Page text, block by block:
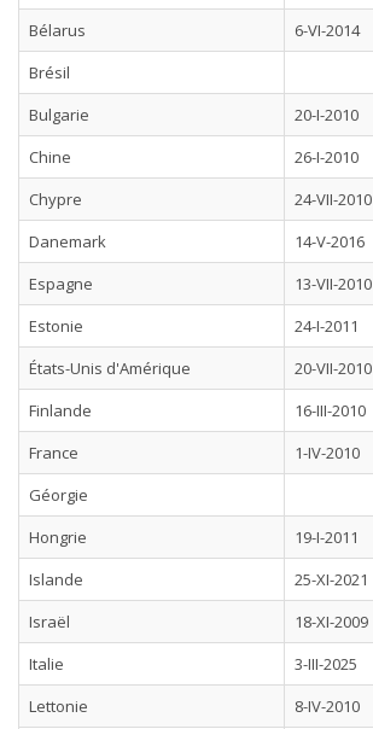
Bélarus
6-VI-2014
Brésil
Bulgarie
20-I-2010
Chine
26-I-2010
Chypre
24-VII-2010
Danemark
14-V-2016
Espagne
13-VII-2010
Estonie
24-I-2011
États-Unis d'Amérique
20-VII-2010
Finlande
16-III-2010
France
1-IV-2010
Géorgie
Hongrie
19-I-2011
Islande
25-XI-2021
Israël
18-XI-2009
Italie
3-III-2025
Lettonie
8-IV-2010